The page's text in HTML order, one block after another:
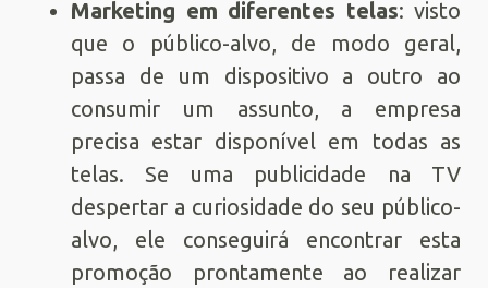
Marketing em diferentes telas: visto
que o público-alvo, de modo geral,
passa de um dispositivo a outro ao
consumir um assunto, a empresa
precisa estar disponível em todas as
telas. Se uma publicidade na TV
despertar a curiosidade do seu público-
alvo, ele conseguirá encontrar esta
promoção prontamente ao realizar